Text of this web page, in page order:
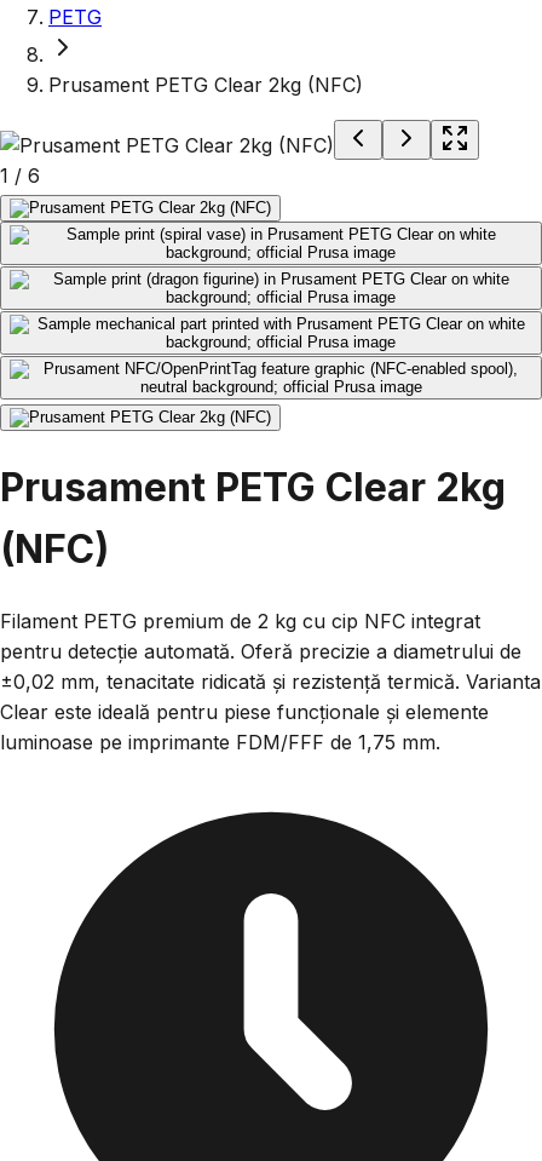
PETG
Prusament PETG Clear 2kg (NFC)
1 / 6
Prusament PETG Clear 2kg
(NFC)
Filament PETG premium de 2 kg cu cip NFC integrat
pentru detecție automată. Oferă precizie a diametrului de
±0,02 mm, tenacitate ridicată și rezistență termică. Varianta
Clear este ideală pentru piese funcționale și elemente
luminoase pe imprimante FDM/FFF de 1,75 mm.